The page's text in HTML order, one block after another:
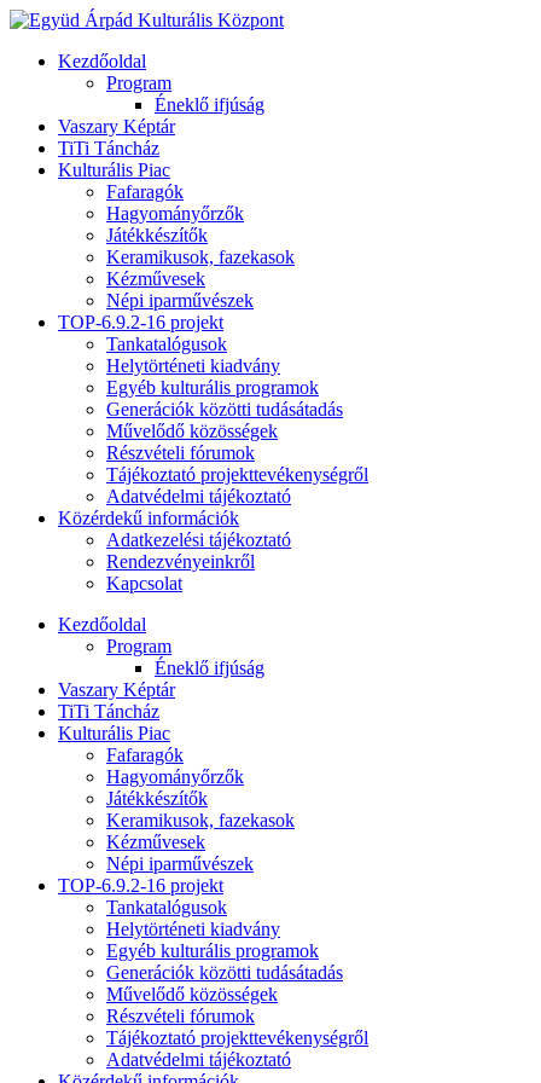
Kezdőoldal
Program
Éneklő ifjúság
Vaszary Képtár
TiTi Táncház
Kulturális Piac
Fafaragók
Hagyományőrzők
Játékkészítők
Keramikusok, fazekasok
Kézművesek
Népi iparművészek
TOP-6.9.2-16 projekt
Tankatalógusok
Helytörténeti kiadvány
Egyéb kulturális programok
Generációk közötti tudásátadás
Művelődő közösségek
Részvételi fórumok
Tájékoztató projekttevékenységről
Adatvédelmi tájékoztató
Közérdekű információk
Adatkezelési tájékoztató
Rendezvényeinkről
Kapcsolat
Kezdőoldal
Program
Éneklő ifjúság
Vaszary Képtár
TiTi Táncház
Kulturális Piac
Fafaragók
Hagyományőrzők
Játékkészítők
Keramikusok, fazekasok
Kézművesek
Népi iparművészek
TOP-6.9.2-16 projekt
Tankatalógusok
Helytörténeti kiadvány
Egyéb kulturális programok
Generációk közötti tudásátadás
Művelődő közösségek
Részvételi fórumok
Tájékoztató projekttevékenységről
Adatvédelmi tájékoztató